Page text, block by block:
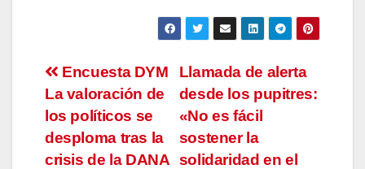
Navegación
de
entradas
Llamada de alerta
desde los pupitres:
«No es fácil
sostener la
solidaridad en el
Encuesta DYM
La valoración de
los políticos se
desploma tras la
crisis de la DANA